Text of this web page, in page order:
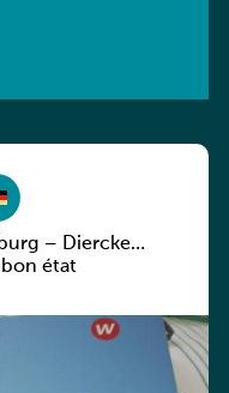
– Diercke
bon état